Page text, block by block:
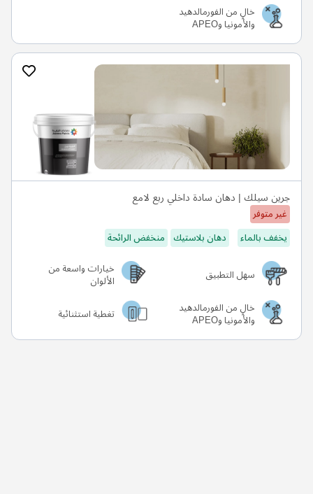
خالٍ من الفورمالدهيد
والأمونيا وAPEO
جرين سيلك | دهان سادة داخلي ربع لامع
غير متوفر
يخفف بالماء
دهان بلاستيك منخفض الرائحة
سهل التطبيق
خيارات واسعة من
الألوان
خالٍ من الفورمالدهيد
والأمونيا وAPEO تغطية استثنائية